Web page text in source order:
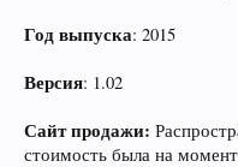
Год выпуска: 2015
Версия: 1.02
Сайт продажи:
стоимость была на